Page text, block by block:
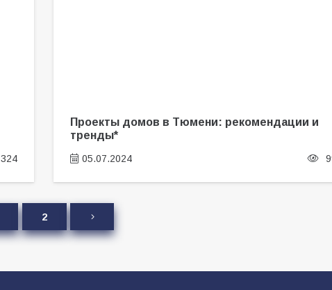
324
Проекты домов в Тюмени: рекомендации и
тренды*
05.07.2024
2